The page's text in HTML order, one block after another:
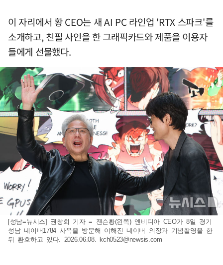
이 자리에서 황 CEO는 새 AI PC 라인업 'RTX 스파크'를
소개하고, 친필 사인을 한 그래픽카드와 제품을 이용자
들에게 선물했다.
[성남=뉴시스] 권창회 기자 = 젠슨황(왼쪽) 엔비디아 CEO가 8일 경기
성남 네이버1784 사옥을 방문해 이해진 네이버 의장과 기념촬영을 한
뒤 환호하고 있다. 2026.06.08.
kch0523@newsis.com